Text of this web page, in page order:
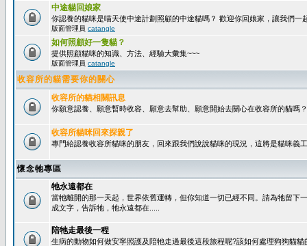
中途貓回娘家
你認養的貓咪是喵天使中途計劃照顧的中途貓嗎？ 歡迎你回娘家，讓我們一
版面管理員 catangle
如何照顧好一隻貓？
提供照顧貓咪的知識、方法、經驗大彙集~~~
版面管理員 catangle
收容所的貓需要你的關心
收容所的貓相關訊息
你願意認養、願意暫時收容、願意去幫助、願意開始去關心在收容所的貓嗎？
收容所貓咪回來探親了
專門給認養收容所貓咪的朋友，回來跟我們說說貓咪的現況，這將是貓咪義
懷念牠專區
牠永遠都在
當牠離開的那一天起，世界依舊運轉，但你知道一切已經不同。請為牠留下
成文字，告訴牠，牠永遠都在.....
陪牠走最後一程
生病的動物如何做安寧照護及陪牠走過最後這段旅程呢?該如何處理狗狗貓貓